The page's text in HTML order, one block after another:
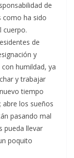
de
como ha sido
cuerpo.
de
y
humildad, ya
y trabajar
tiempo
abre los sueños
pasando mal
pueda llevar
poquito